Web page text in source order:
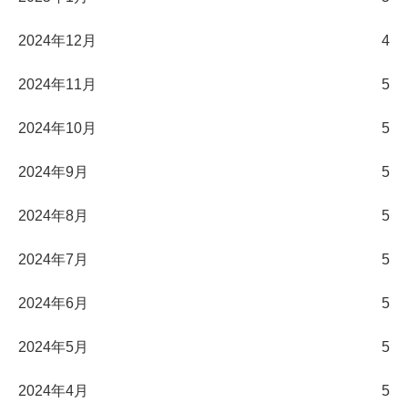
2024年12月 4
2024年11月 5
2024年10月 5
2024年9月 5
2024年8月 5
2024年7月 5
2024年6月 5
2024年5月 5
2024年4月 5